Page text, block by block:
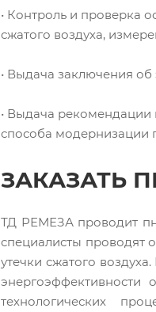
• Контроль и проверка
сжатого воздуха,
• Выдача заключения
• Выдача
способа модернизации
ЗАКАЗАТЬ
ТД РЕМЕЗА проводит
специалисты проводят
утечки сжатого
энергоэффективности
технологических